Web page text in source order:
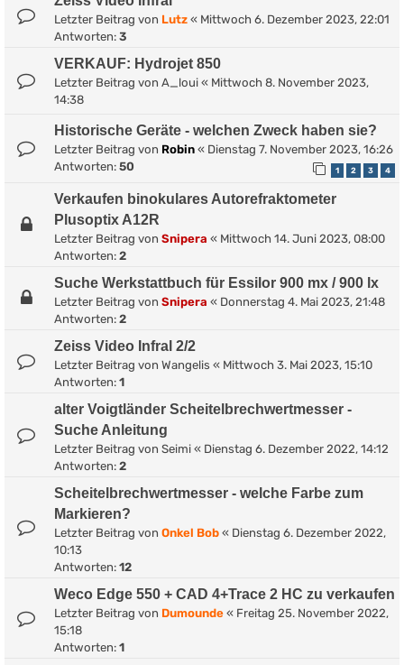
Letzter Beitrag von Lutz « Mittwoch 6. Dezember 2023, 22:01
Antworten: 3
VERKAUF: Hydrojet 850
Letzter Beitrag von A_loui « Mittwoch 8. November 2023,
14:38
Historische Geräte - welchen Zweck haben sie?
Letzter Beitrag von Robin « Dienstag 7. November 2023, 16:26
Antworten: 50 1 2 3 4
Verkaufen binokulares Autorefraktometer
Plusoptix A12R
Letzter Beitrag von Snipera « Mittwoch 14. Juni 2023, 08:00
Antworten: 2
Suche Werkstattbuch für Essilor 900 mx / 900 lx
Letzter Beitrag von Snipera « Donnerstag 4. Mai 2023, 21:48
Antworten: 2
Zeiss Video Infral 2/2
Letzter Beitrag von Wangelis « Mittwoch 3. Mai 2023, 15:10
Antworten: 1
alter Voigtländer Scheitelbrechwertmesser -
Suche Anleitung
Letzter Beitrag von Seimi « Dienstag 6. Dezember 2022, 14:12
Antworten: 2
Scheitelbrechwertmesser - welche Farbe zum
Markieren?
Letzter Beitrag von Onkel Bob « Dienstag 6. Dezember 2022,
10:13
Antworten: 12
Weco Edge 550 + CAD 4+Trace 2 HC zu verkaufen
Letzter Beitrag von Dumounde « Freitag 25. November 2022,
15:18
Antworten: 1